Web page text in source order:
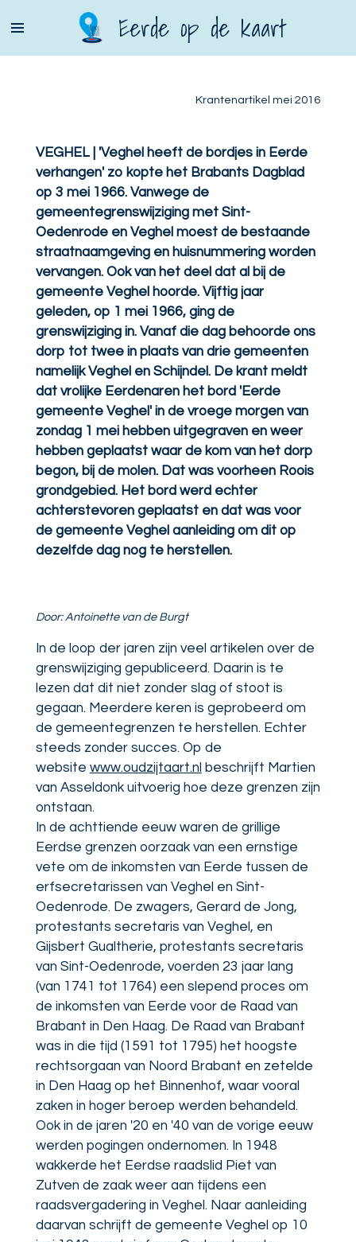
direct
naar
Eerde op de kaart
Krantenartikel mei 2016
VEGHEL | 'Veghel heeft de bordjes in Eerde
verhangen' zo kopte het Brabants Dagblad
op 3 mei 1966. Vanwege de
gemeentegrenswijziging met Sint-
Oedenrode en Veghel moest de bestaande
straatnaamgeving en huisnummering worden
vervangen. Ook van het deel dat al bij de
gemeente Veghel hoorde. Vijftig jaar
geleden, op 1 mei 1966, ging de
grenswijziging in. Vanaf die dag behoorde ons
dorp tot twee in plaats van drie gemeenten
namelijk Veghel en Schijndel. De krant meldt
dat vrolijke Eerdenaren het bord 'Eerde
gemeente Veghel' in de vroege morgen van
zondag 1 mei hebben uitgegraven en weer
hebben geplaatst waar de kom van het dorp
begon, bij de molen. Dat was voorheen Roois
grondgebied. Het bord werd echter
achterstevoren geplaatst en dat was voor
de gemeente Veghel aanleiding om dit op
dezelfde dag nog te herstellen.
Door: Antoinette van de Burgt
In de loop der jaren zijn veel artikelen over de
grenswijziging gepubliceerd. Daarin is te
lezen dat dit niet zonder slag of stoot is
gegaan. Meerdere keren is geprobeerd om
de gemeentegrenzen te herstellen. Echter
steeds zonder succes. Op de
website www.oudzijtaart.nl beschrijft Martien
van Asseldonk uitvoerig hoe deze grenzen zijn
ontstaan.
In de achttiende eeuw waren de grillige
Eerdse grenzen oorzaak van een ernstige
vete om de inkomsten van Eerde tussen de
erfsecretarissen van Veghel en Sint-
Oedenrode. De zwagers, Gerard de Jong,
protestants secretaris van Veghel, en
Gijsbert Gualtherie, protestants secretaris
van Sint-Oedenrode, voerden 23 jaar lang
(van 1741 tot 1764) een slepend proces om
de inkomsten van Eerde voor de Raad van
Brabant in Den Haag. De Raad van Brabant
was in die tijd (1591 tot 1795) het hoogste
rechtsorgaan van Noord Brabant en zetelde
in Den Haag op het Binnenhof, waar vooral
zaken in hoger beroep werden behandeld.
Ook in de jaren '20 en '40 van de vorige eeuw
werden pogingen ondernomen. In 1948
wakkerde het Eerdse raadslid Piet van
Zutven de zaak weer aan tijdens een
raadsvergadering in Veghel. Naar aanleiding
daarvan schrijft de gemeente Veghel op 10